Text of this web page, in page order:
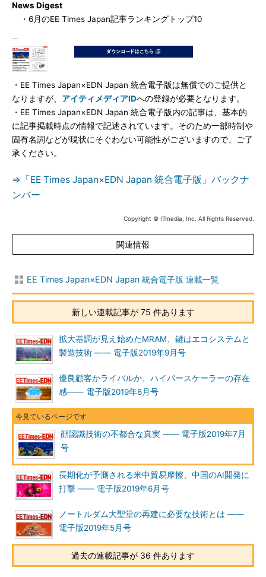
News Digest
・6月のEE Times Japan記事ランキングトップ10
・EE Times Japan×EDN Japan 統合電子版は無償でのご提供と
なりますが、 アイティメディアIDへの登録が必要となります。
・EE Times Japan×EDN Japan 統合電子版内の記事は、基本的
に記事掲載時点の情報で記述されています。そのため一部時制や
固有名詞などが現状にそぐわない可能性がございますので、ご了
承ください。
⇒「EE Times Japan×EDN Japan 統合電子版」バックナ
ンバー
Copyright © ITmedia, Inc. All Rights Reserved.
関連情報
EE Times Japan×EDN Japan 統合電子版 連載一覧
新しい連載記事が 75 件あります
拡大基調が見え始めたMRAM、鍵はエコシステムと
製造技術 ―― 電子版2019年9月号
優良顧客かライバルか、ハイパースケーラーの存在
感―― 電子版2019年8月号
顔認識技術の不都合な真実 ―― 電子版2019年7月
号
長期化が予測される米中貿易摩擦、中国のAI開発に
打撃 ―― 電子版2019年6月号
ノートルダム大聖堂の再建に必要な技術とは ――
電子版2019年5月号
過去の連載記事が 36 件あります